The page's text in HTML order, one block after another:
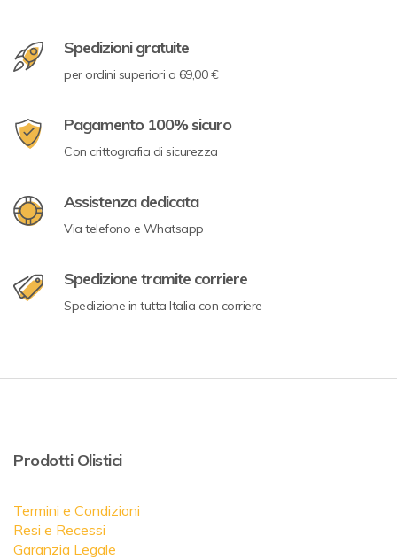
Spedizioni gratuite
per ordini superiori a 69,00 €
Pagamento 100% sicuro
Con crittografia di sicurezza
Assistenza dedicata
Via telefono e Whatsapp
Spedizione tramite corriere
Spedizione in tutta Italia con corriere
Prodotti Olistici
Termini e Condizioni
Resi e Recessi
Garanzia Legale